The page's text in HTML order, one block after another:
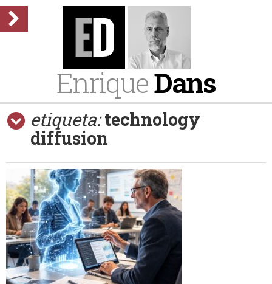
EnriqueDans
etiqueta: technology
diffusion